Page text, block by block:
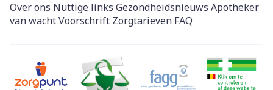
Over ons Nuttige links Gezondheidsnieuws Apotheker
van wachtVoorschrift Zorgtarieven FAQ